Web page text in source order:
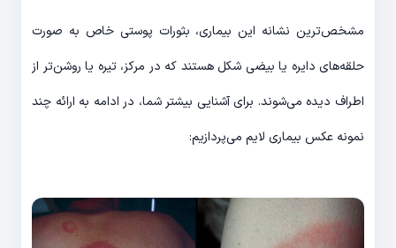
مشخص‌ترین نشانه این بیماری، بثورات پوستی خاص به صورت
حلقه‌های دایره یا بیضی شکل هستند که در مرکز، تیره یا روشن‌تر از
اطراف دیده می‌شوند. برای آشنایی بیشتر شما، در ادامه به ارائه چند
نمونه عکس بیماری لایم می‌پردازیم: